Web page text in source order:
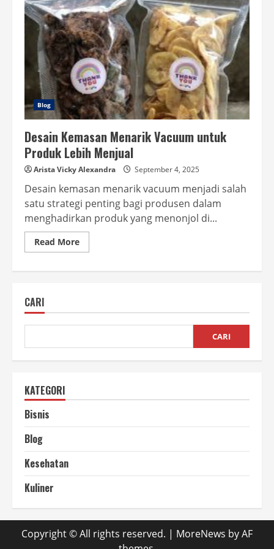
Blog
Desain Kemasan Menarik Vacuum untuk
Produk Lebih Menjual
Arista Vicky Alexandra September 4, 2025
Desain kemasan menarik vacuum menjadi salah
satu strategi penting bagi produsen dalam
menghadirkan produk yang menonjol di...
Read MoreRead
more
Produk
Menjual
CARI
CARI
KATEGORI
Bisnis
Blog
Kesehatan
Kuliner
Copyright © All rights reserved. | MoreNews by AF